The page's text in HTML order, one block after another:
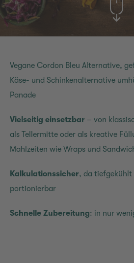
Vegane Cordon Bleu Alternative,
Käse- und Schinkenalternative
Panade
Vielseitig einsetzbar – von
als Tellermitte oder als kreative
Mahlzeiten wie Wraps und
Kalkulationssicher, da tiefgekühlt
portionierbar
Schnelle Zubereitung: in nur